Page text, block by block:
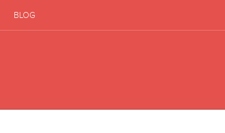
BLOG